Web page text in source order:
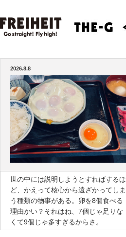
2026.8.8
世の中には説明しようとすればするほ
ど、かえって核心から遠ざかってしま
う種類の物事がある。卵を8個食べる
理由かい？それはね、7個じゃ足りな
くて9個じゃ多すぎるからさ。